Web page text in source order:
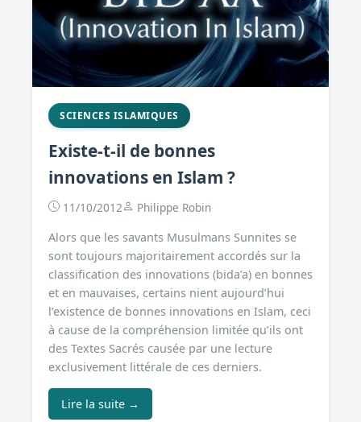
SCIENCES ISLAMIQUES
Existe-t-il de bonnes
innovations en Islam ?
11/10/2012
Philippe Robin
Alors que les savants Musulmans Sunnites se
sont toujours majoritairement accordés sur la
classification des innovations (bida’a) en bonnes
et en mauvaises, certains nient aujourd’hui
l’existence de bonnes innovations en Islam, ceci
à cause de la compréhension limitée qu’ils ont
des Textes Sacrés causée par une lecture
exclusivement littérale de ces derniers.
Lire la suite →